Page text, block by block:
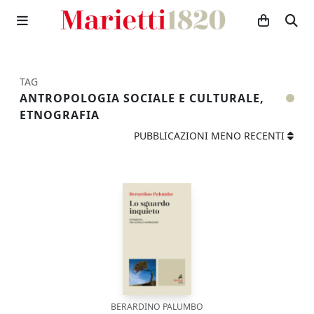
TAG
ANTROPOLOGIA SOCIALE E CULTURALE,
ETNOGRAFIA
PUBBLICAZIONI MENO RECENTI
BERARDINO PALUMBO